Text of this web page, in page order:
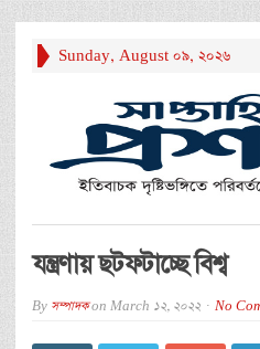
Sunday, August 09, 2026
যন্ত্রণায় ছটফটাচ্ছে বিশ্ব
By সম্পাদকon March 12, 2022 No